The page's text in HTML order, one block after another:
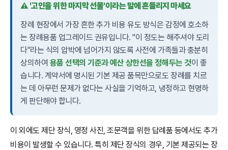
⚠️ '고인을 위한 마지막 선물'이라는 말에 흔들리지 마세요
장례 현장에서 가장 흔한 추가 비용 유도 방식은 감정에 호소하
는 장례용품 업그레이드 권유입니다. "이 정도는 해주셔야 도리
다"라는 식의 압박에 넘어가지 않도록 사전에 가족들과 충분히
상의하여 용품 선택의 기준과 예산 상한선을 정해두는 것이 좋
습니다. 계약서에 명시된 기본 제공 품목만으로도 장례를 치르
는 데 아무런 문제가 없다는 사실을 기억하고, 냉정하고 현명하
게 판단해야 합니다.
이 외에도 제단 장식, 영정 사진, 조문객을 위한 답례품 등에서도 추가
비용이 발생할 수 있습니다. 특히 제단 장식의 경우, 기본 제공되는 장